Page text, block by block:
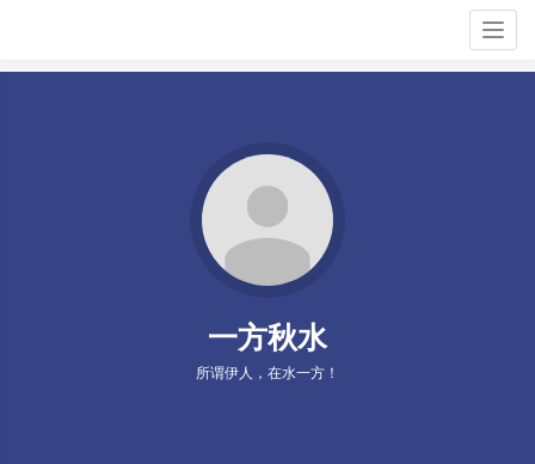
一方秋水
所谓伊人，在水一方！